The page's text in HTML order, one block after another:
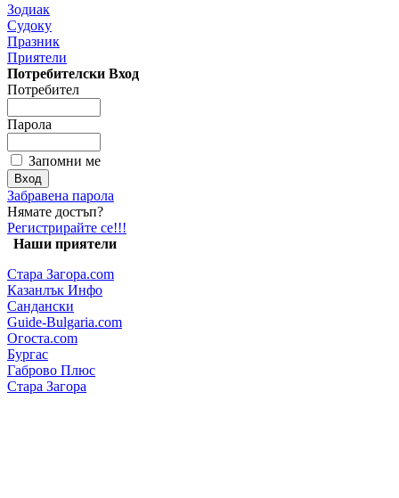
Зодиак
Судоку
Празник
Приятели
Потребителски Вход
Потребител
Парола
Запомни ме
Забравена парола
Нямате достъп?
Регистрирайте се!!!
Наши приятели
Стара Загора.com
Казанлък Инфо
Сандански
Guide-Bulgaria.com
Огоста.com
Бургас
Габрово Плюс
Стара Загора